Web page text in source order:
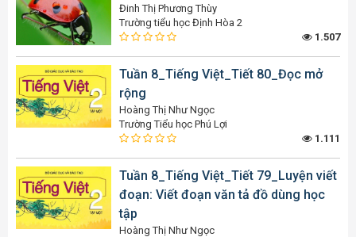
Đinh Thị Phương Thùy
Trường tiểu học Định Hòa 2
1.507
Tuần 8_Tiếng Việt_Tiết 80_Đọc mở
rộng
Hoàng Thị Như Ngọc
Trường Tiểu học Phú Lợi
1.111
Tuần 8_Tiếng Việt_Tiết 79_Luyện viết
đoạn: Viết đoạn văn tả đồ dùng học
tập
Hoàng Thị Như Ngọc